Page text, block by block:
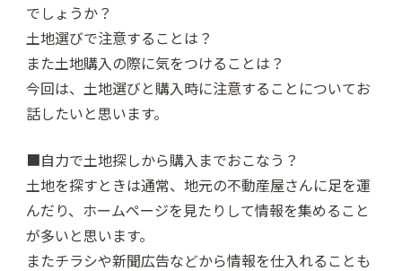
でしょうか？
土地選びで注意することは？
また土地購入の際に気をつけることは？
今回は、土地選びと購入時に注意することについてお
話したいと思います。
■自力で土地探しから購入までおこなう？
土地を探すときは通常、地元の不動産屋さんに足を運
んだり、ホームページを見たりして情報を集めること
が多いと思います。
またチラシや新聞広告などから情報を仕入れることも